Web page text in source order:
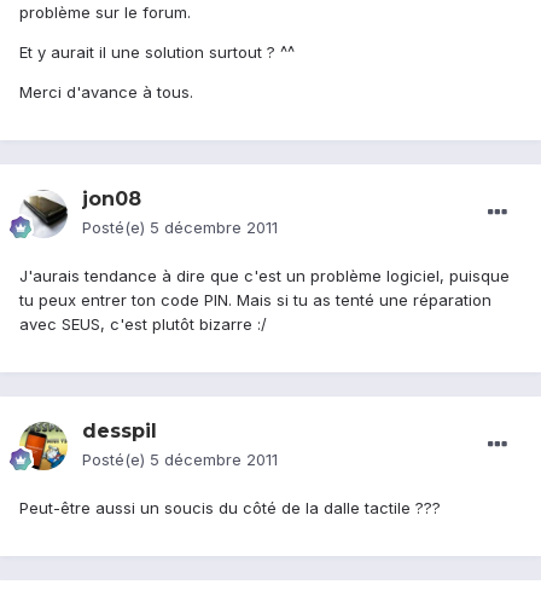
problème sur le forum.
Et y aurait il une solution surtout ? ^^
Merci d'avance à tous.
jon08
Posté(e) 5 décembre 2011
J'aurais tendance à dire que c'est un problème logiciel, puisque
tu peux entrer ton code PIN. Mais si tu as tenté une réparation
avec SEUS, c'est plutôt bizarre :/
desspil
Posté(e) 5 décembre 2011
Peut-être aussi un soucis du côté de la dalle tactile ???